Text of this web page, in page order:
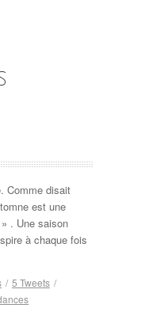
Comme disait
est une
. Une saison
à chaque fois
/ 5 Tweets /